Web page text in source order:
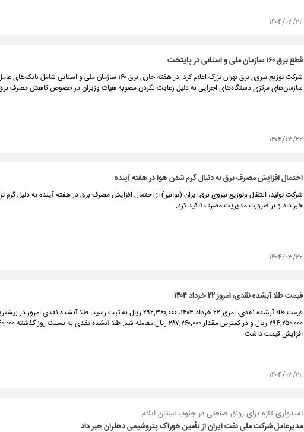
۱۴۰۴/۰۳/۲۲
قطع برق ۱۶۰ سازمان ملی و استانی در پایتخت
شرکت توزیع نیروی برق تهران بزرگ اعلام کرد: در هفته جاری برق ۱۶۰ سازمان ملی و استانی شامل
سازمان‌های مرکزی دستگاه‌های اجرایی به دلیل رعایت نکردن مصوبه هیات وزیران در خصوص کاهش مصرف
۱۴۰۴/۰۳/۲۲
احتمال افزایش مصرف برق به دنبال گرم شدن هوا در هفته آینده
شرکت تولید، انتقال وتوزیع نیروی برق ایران (توانیر) از احتمال افزایش مصرف برق در هفته آینده به دلیل گرم
خبر داد و بر ضرورت مدیریت مصرف تاکید کرد.
۱۴۰۴/۰۳/۲۲
قیمت طلا آبشده نقدی، امروز ۲۲ خرداد ۱۴۰۴
قیمت طلا آبشده نقدی، امروز ۲۲ خرداد ۱۴۰۴، ۲۹۲,۳۶۰,۰۰۰ ریال به ثبت رسید. طلا آبشده نقدی
افزایش قیمت داشت.
۱۴۰۴/۰۳/۲۲
امیدواری تازه برای رونق صنعتی در جنوب استان ایلام
مدیرعامل شرکت ملی نفت ایران از تأمین خوراک پتروشیمی دهلران خبر داد